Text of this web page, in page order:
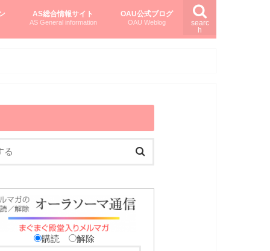
searc
h
AS総合情報サイト
AS General information
OAU公式ブログ
OAU Weblog
購読 解除